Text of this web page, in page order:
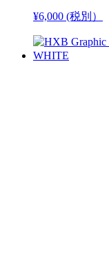
¥6,000 (税別）